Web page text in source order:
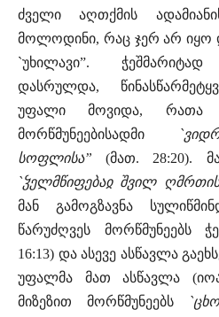
ძველი აღთქმის
მოლოდინი, რაც ჯერ არ იყო
`უხილავი”.
დასრულდა,
უფალი მოვიდა, რათა
მორწმუნეებისადმი
სოფლისა” (მათ. 28:20).
`ჴელმწიფებაჲ შვილ
მან გამოგზავნა
წარუძღვეს მორწმუნეებს
16:13) და ასევე ასწავლა
უფალმა მათ ასწავლა
მიზეზით მორწმუნეებს